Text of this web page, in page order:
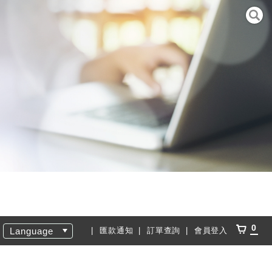
Language 匯款通知 訂單查詢 會員登入 0